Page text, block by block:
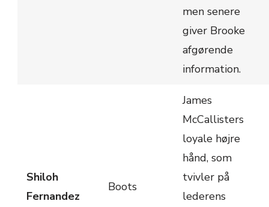
men senere
giver Brooke
afgørende
information.
Shiloh
Fernandez
Boots
James
McCallisters
loyale højre
hånd, som
tvivler på
lederens